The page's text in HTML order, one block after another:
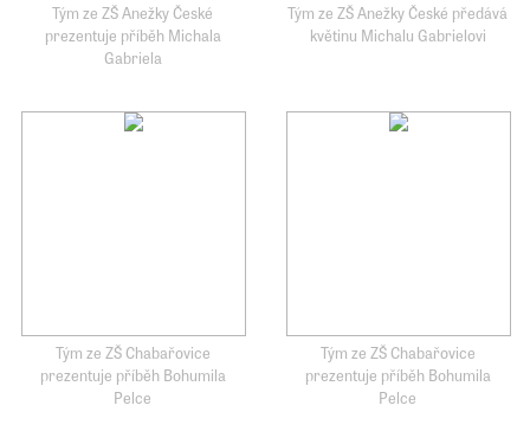
Tým ze ZŠ Anežky České
prezentuje příběh Michala
Gabriela
Tým ze ZŠ Anežky České předává
květinu Michalu Gabrielovi
Tým ze ZŠ Chabařovice
prezentuje příběh Bohumila
Pelce
Tým ze ZŠ Chabařovice
prezentuje příběh Bohumila
Pelce